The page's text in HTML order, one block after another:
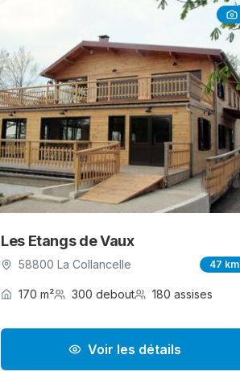
Les Etangs de Vaux
58800 La Collancelle 47 km
170 m² 300 debout 180 assises
Voir les détails